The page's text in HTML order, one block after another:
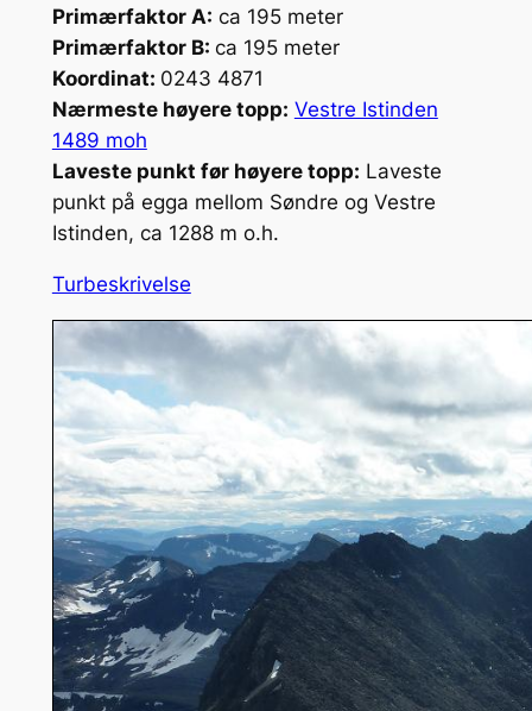
Primærfaktor A: ca 195 meter
Primærfaktor B: ca 195 meter
Koordinat: 0243 4871
Nærmeste høyere topp: Vestre Istinden
1489 moh
Laveste punkt før høyere topp: Laveste
punkt på egga mellom Søndre og Vestre
Istinden, ca 1288 m o.h.
Turbeskrivelse